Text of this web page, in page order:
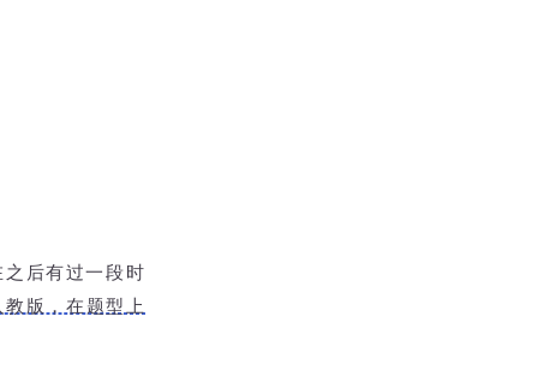
后有过一段时
版，在题型上